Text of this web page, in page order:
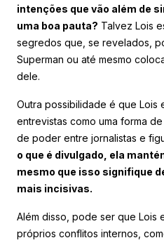
intenções que vão além de
uma boa pauta? Talvez Lois
segredos que, se revelados,
Superman ou até mesmo
dele.
Outra possibilidade é que Lois
entrevistas como uma forma
de poder entre jornalistas e
o que é divulgado, ela
mesmo que isso signifique
mais incisivas.
Além disso, pode ser que Lois
próprios conflitos internos,